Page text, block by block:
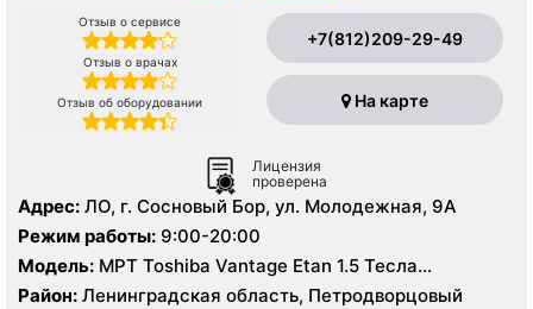
Отзыв о сервисе
Отзыв о врачах
Отзыв об оборудовании
+7(812)209-29-49
На карте
Лицензия
проверена
Адрес: ЛО, г. Сосновый Бор, ул. Молодежная, 9А
Режим работы: 9:00-20:00
Модель: МРТ Toshiba Vantage Etan 1.5 Тесла
закрытого типа, УЗИ Saote
Район: Ленинградская область, Петродворцовый